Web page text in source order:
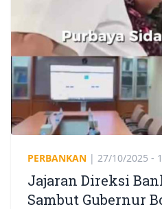
PERBANKAN | 27/10/2025 -
Jajaran Direksi
Sambut Gubernur